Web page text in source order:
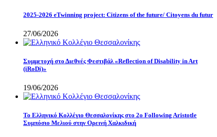
2025-2026 eTwinning project: Citizens of the future/ Citoyens du futur
27/06/2026
Συμμετοχή στο Διεθνές Φεστιβάλ «Reflection of Disability in Art
(iRoDi)»
19/06/2026
Το Ελληνικό Κολλέγιο Θεσσαλονίκης στο 2ο Following Aristotle
Συμπόσιο Μελιού στην Ορεινή Χαλκιδική